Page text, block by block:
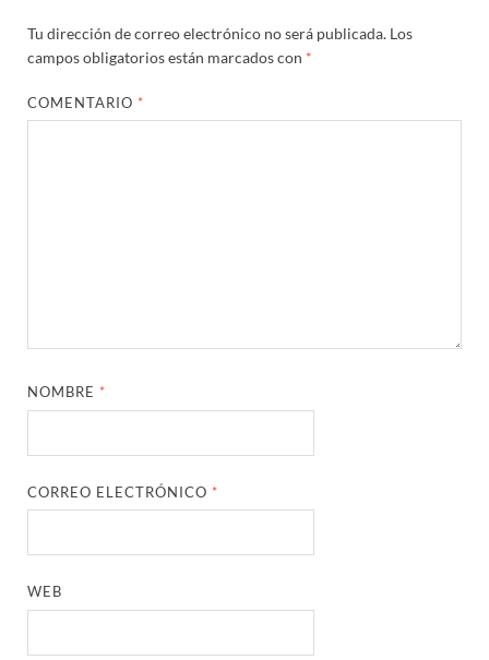
Tu dirección de correo electrónico no será publicada. Los
campos obligatorios están marcados con *
COMENTARIO *
NOMBRE *
CORREO ELECTRÓNICO *
WEB